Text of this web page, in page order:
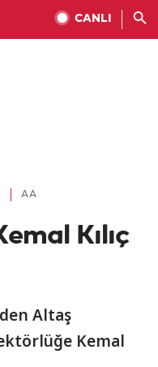
CANLI
AA
Kılıç
Altaş
Kemal